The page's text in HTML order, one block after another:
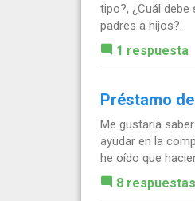
tipo?, ¿Cuál
padres a hijos?.
1 respuesta
Préstamo
Me gustaría
ayudar en la
he oído que
8 respuestas